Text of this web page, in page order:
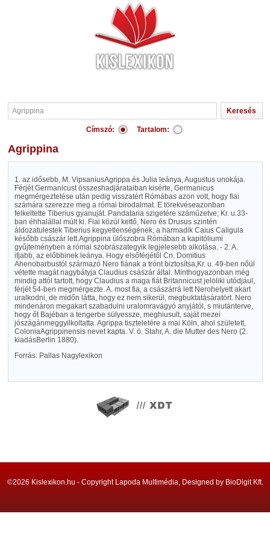
Címszó: Tartalom:
Agrippina
1. az idősebb, M. VipsaniusAgrippa és Julia leánya, Augustus unokája.
Férjét Germanicust összeshadjárataiban kisérte, Germanicus
megmérgeztetése után pedig visszatért Rómábas azon volt, hogy fiai
számára szerezze meg a római birodalmat. E törekvéseazonban
felkeltette Tiberius gyanuját. Pandataria szigetére száműzetve; Kr. u.33-
ban éhhalállal múlt ki. Fiai közül kettő, Nero és Drusus szintén
áldozatulestek Tiberius kegyetlenségének, a harmadik Caius Caligula
később császár lett.Agrippina ülőszobra Rómában a kapitóliumi
gyűjteményben a római szobrászategyik legjelesebb alkotása. - 2. A.
ifjabb, az előbbinek leánya. Hogy elsőférjétől Cn. Domitius
Ahenobarbustól származó Nero fiának a trónt biztosítsa,Kr. u. 49-ben nőül
vétette magát nagybátyja Claudius császár által. Minthogyazonban még
mindig attól tartott, hogy Claudius a maga fiát Britannicust jelöliki utódjául,
férjét 54-ben megmérgezte. A. most fia, a császárrá lett Nerohelyett akart
uralkodni, de midőn látta, hogy ez nem sikerül, megbuktatásáratört. Nero
mindenáron megakart szabadulni uralomravágyó anyjától, s miutánterve,
hogy őt Bajéban a tengerbe sülyessze, meghiusult, saját mezei
jószágánmeggyilkoltatta. Agrippa tiszteletére a mai Köln, ahol született,
ColoniaAgrippinensis nevet kapta. V. ö. Stahr, A. die Mutter des Nero (2.
kiadásBerlin 1880).
Forrás: Pallas Nagylexikon
©2026 Kislexikon.hu - Copyright Lapoda Multimédia, Designed by BioDigit Kft.